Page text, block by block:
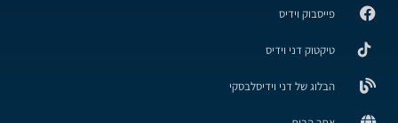
פייסבוק וידיס
טיקטוק דני וידיס
הבלוג של דני וידיסלבסקי